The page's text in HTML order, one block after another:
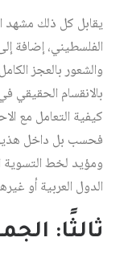
يقابل كل ذلك مشهد
الفلسطيني، إضافة
والشعور بالعجز
بالانقسام الحقيقي
كيفية التعامل مع
فحسب بل داخل
ومؤيد لخط التسوية
الدول العربية أو
ثالثًا: